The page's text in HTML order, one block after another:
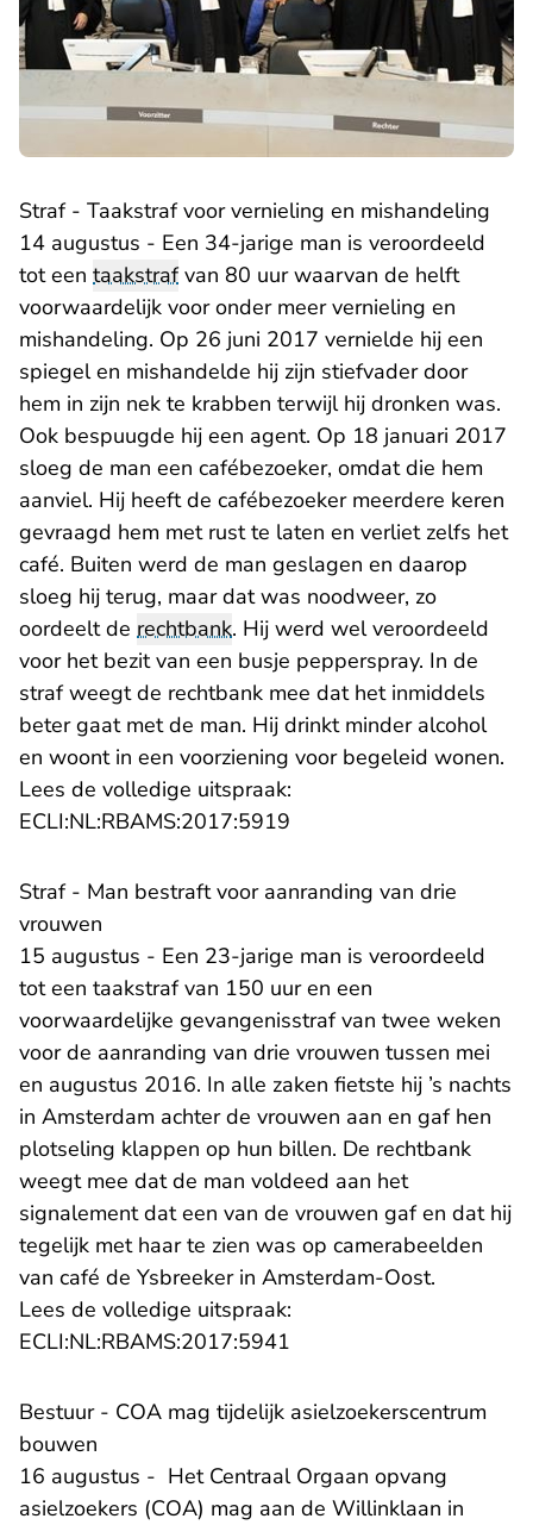
Straf - Taakstraf voor vernieling en mishandeling
14 augustus - Een 34-jarige man is veroordeeld
tot een taakstrafvan 80 uur waarvan de helft
voorwaardelijk voor onder meer vernieling en
mishandeling. Op 26 juni 2017 vernielde hij een
spiegel en mishandelde hij zijn stiefvader door
hem in zijn nek te krabben terwijl hij dronken was.
Ook bespuugde hij een agent. Op 18 januari 2017
sloeg de man een cafébezoeker, omdat die hem
aanviel. Hij heeft de cafébezoeker meerdere keren
gevraagd hem met rust te laten en verliet zelfs het
café. Buiten werd de man geslagen en daarop
sloeg hij terug, maar dat was noodweer, zo
oordeelt de rechtbank. Hij werd wel veroordeeld
voor het bezit van een busje pepperspray. In de
straf weegt de rechtbank mee dat het inmiddels
beter gaat met de man. Hij drinkt minder alcohol
en woont in een voorziening voor begeleid wonen.
Lees de volledige uitspraak:
ECLI:NL:RBAMS:2017:5919
Straf - Man bestraft voor aanranding van drie
vrouwen
15 augustus - Een 23-jarige man is veroordeeld
tot een taakstraf van 150 uur en een
voorwaardelijke gevangenisstraf van twee weken
voor de aanranding van drie vrouwen tussen mei
en augustus 2016. In alle zaken fietste hij ’s nachts
in Amsterdam achter de vrouwen aan en gaf hen
plotseling klappen op hun billen. De rechtbank
weegt mee dat de man voldeed aan het
signalement dat een van de vrouwen gaf en dat hij
tegelijk met haar te zien was op camerabeelden
van café de Ysbreeker in Amsterdam-Oost.
Lees de volledige uitspraak:
ECLI:NL:RBAMS:2017:5941
Bestuur - COA mag tijdelijk asielzoekerscentrum
bouwen
16 augustus - Het Centraal Orgaan opvang
asielzoekers (COA) mag aan de Willinklaan in